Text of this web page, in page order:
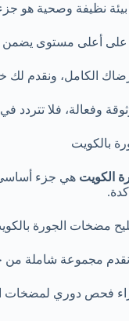
نظيفة وصحية هو جزء
على أعلى مستوى يضمن
الكامل، ونقدم لك
وفعالة، فلا تتردد
بالكويت
الكويت هي جزء أساسي
مضخات الجورة
نقدم مجموعة شاملة